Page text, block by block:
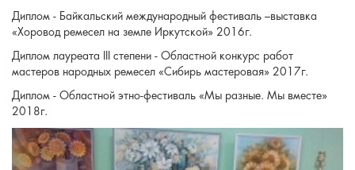
Диплом - Байкальский международный фестиваль –выставка
«Хоровод ремесел на земле Иркутской» 2016г.
Диплом лауреата III степени - Областной конкурс работ
мастеров народных ремесел «Сибирь мастеровая» 2017г.
Диплом - Областной этно-фестиваль «Мы разные. Мы вместе»
2018г.